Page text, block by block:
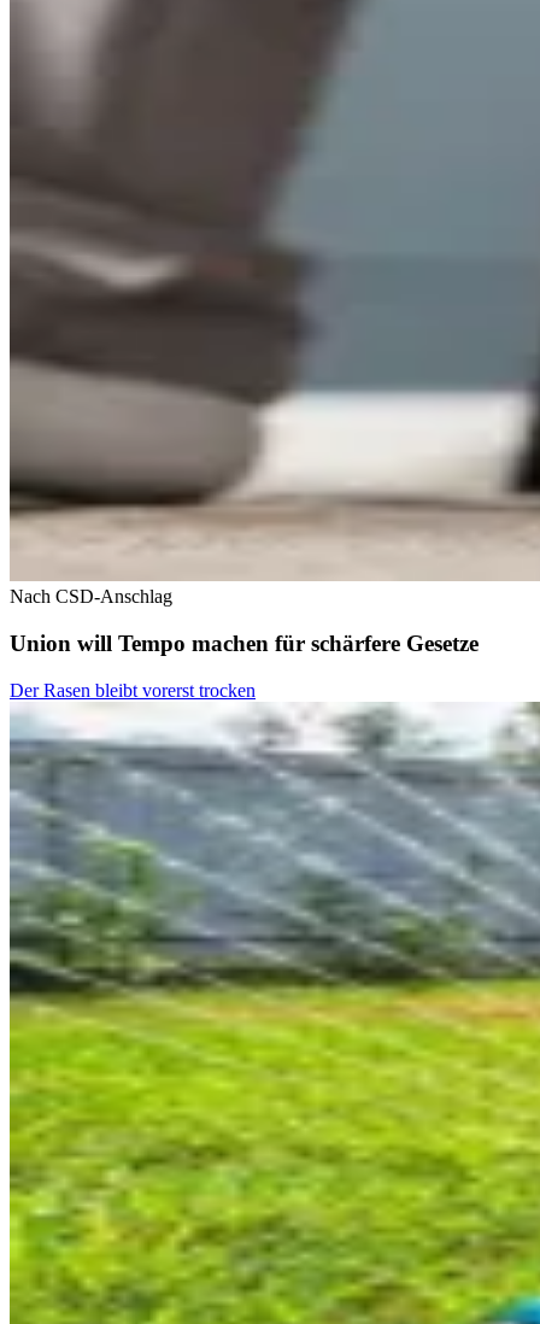
Nach CSD-Anschlag
Union will Tempo machen für schärfere Gesetze
Der Rasen bleibt vorerst trocken